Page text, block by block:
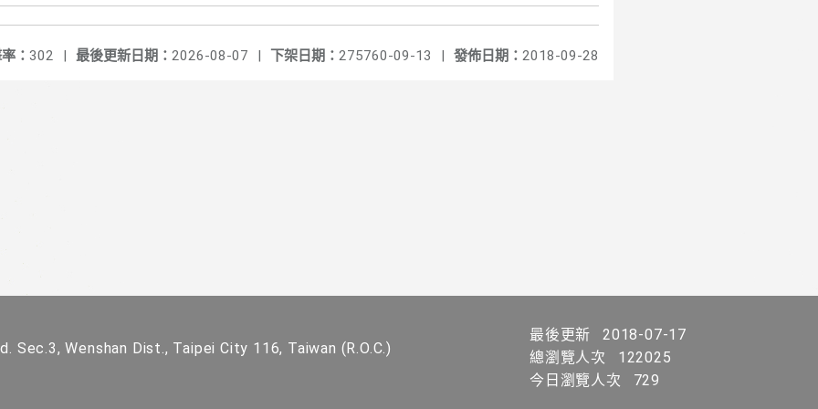
發佈日期： 2018-09-28
下架日期： 275760-09-13 |
最後更新日期： 2026-08-07 |
： 302 |
Sec.3, Wenshan Dist., Taipei City 116, Taiwan (R.O.C.)
最後更新
2018-07-17
總瀏覽人次
122025
今日瀏覽人次
729